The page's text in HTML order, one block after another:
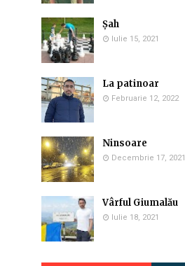
Șah
Iulie 15, 2021
La patinoar
Februarie 12, 2022
Ninsoare
Decembrie 17, 2021
Vârful Giumalău
Iulie 18, 2021